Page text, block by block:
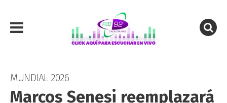
MUNDIAL 2026
Marcos Senesi reemplazará